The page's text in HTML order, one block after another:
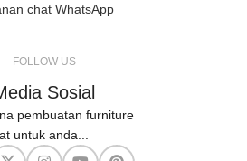
chat WhatsApp
FOLLOW US
Sosial
pembuatan furniture
untuk anda...